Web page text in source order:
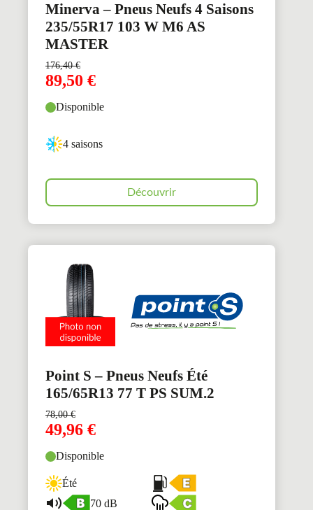
Minerva – Pneus Neufs 4 Saisons
235/55R17 103 W M6 AS
MASTER
176,40€
89,50 €
Disponible
4 saisons
Découvrir
Point S – Pneus Neufs Été
165/65R13 77 T PS SUM.2
78,00€
49,96 €
Disponible
Été
70 dB